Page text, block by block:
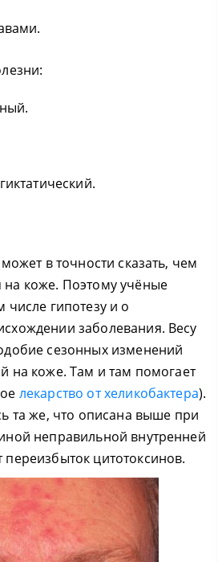
в точности сказать, чем
коже. Поэтому учёные
числе гипотезу и о
заболевания. Весу
сезонных изменений
на коже. Там и там помогает
лекарство от хеликобактера).
та же, что описана выше при
неправильной внутренней
цитотоксинов.